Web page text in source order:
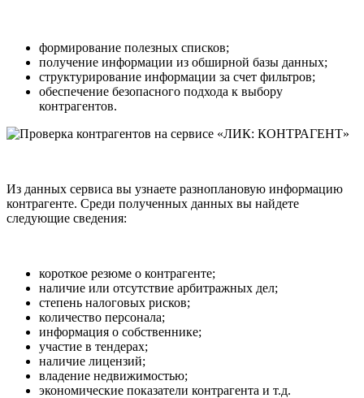
формирование полезных списков;
получение информации из обширной базы данных;
структурирование информации за счет фильтров;
обеспечение безопасного подхода к выбору
контрагентов.
Из данных сервиса вы узнаете разноплановую информацию
контрагенте. Среди полученных данных вы найдете
следующие сведения:
короткое резюме о контрагенте;
наличие или отсутствие арбитражных дел;
степень налоговых рисков;
количество персонала;
информация о собственнике;
участие в тендерах;
наличие лицензий;
владение недвижимостью;
экономические показатели контрагента и т.д.